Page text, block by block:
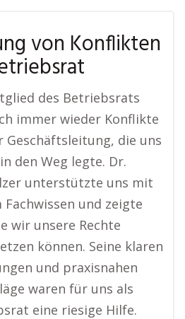
von Konflikten
des Betriebsrats
immer wieder Konflikte
Geschäftsleitung, die uns
den Weg legte. Dr.
unterstützte uns mit
Fachwissen und zeigte
wir unsere Rechte
können. Seine klaren
und praxisnahen
waren für uns als
eine riesige Hilfe.